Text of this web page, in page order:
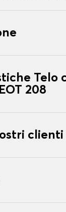
Telo
208
clienti